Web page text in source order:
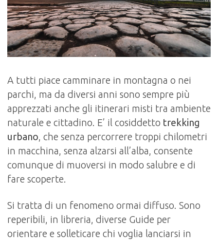
A tutti piace camminare in montagna o nei
parchi, ma da diversi anni sono sempre più
apprezzati anche gli itinerari misti tra ambiente
naturale e cittadino. E’ il cosiddetto trekking
urbano, che senza percorrere troppi chilometri
in macchina, senza alzarsi all’alba, consente
comunque di muoversi in modo salubre e di
fare scoperte.
Si tratta di un fenomeno ormai diffuso. Sono
reperibili, in libreria, diverse Guide per
orientare e solleticare chi voglia lanciarsi in